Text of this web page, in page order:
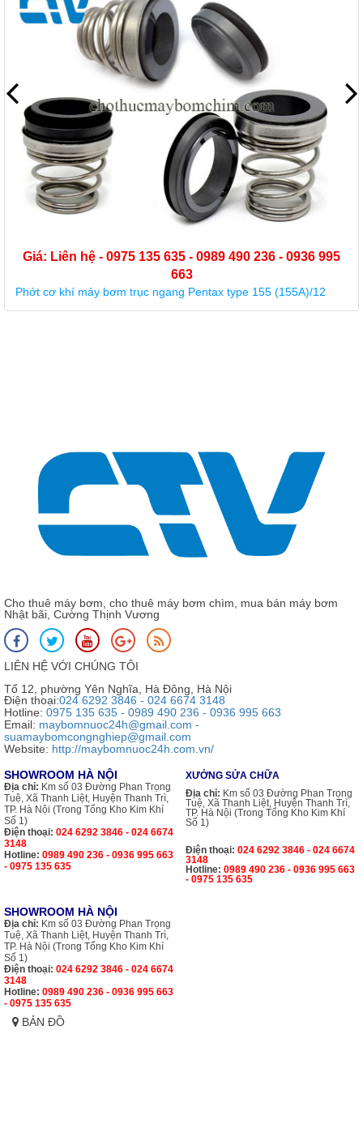
Giá: Liên hệ - 0975 135 635 - 0989 490 236 - 0936 995
663
Phớt cơ khí máy bơm trục ngang Pentax type 155 (155A)/12
Cho thuê máy bơm, cho thuê máy bơm chìm, mua bán máy bơm
Nhật bãi, Cường Thịnh Vương
LIÊN HỆ VỚI CHÚNG TÔI
Tổ 12, phường Yên Nghĩa, Hà Đông, Hà Nội
Điện thoại:024 6292 3846 - 024 6674 3148
Hotline: 0975 135 635 - 0989 490 236 - 0936 995 663
Email: maybomnuoc24h@gmail.com -
suamaybomcongnghiep@gmail.com
Website: http://maybomnuoc24h.com.vn/
SHOWROOM HÀ NỘI
Địa chỉ: Km số 03 Đường Phan Trọng
Tuệ, Xã Thanh Liệt, Huyện Thanh Trì,
TP. Hà Nội (Trong Tổng Kho Kim Khí
Số 1)
Điện thoại: 024 6292 3846 - 024 6674
3148
Hotline: 0989 490 236 - 0936 995 663
- 0975 135 635
XƯỞNG SỬA CHỮA
Địa chỉ: Km số 03 Đường Phan Trọng
Tuệ, Xã Thanh Liệt, Huyện Thanh Trì,
TP. Hà Nội (Trong Tổng Kho Kim Khí
Số 1)
Điện thoại: 024 6292 3846 - 024 6674
3148
Hotline: 0989 490 236 - 0936 995 663
- 0975 135 635
SHOWROOM HÀ NỘI
Địa chỉ: Km số 03 Đường Phan Trọng
Tuệ, Xã Thanh Liệt, Huyện Thanh Trì,
TP. Hà Nội (Trong Tổng Kho Kim Khí
Số 1)
Điện thoại: 024 6292 3846 - 024 6674
3148
Hotline: 0989 490 236 - 0936 995 663
- 0975 135 635
BẢN ĐỒ